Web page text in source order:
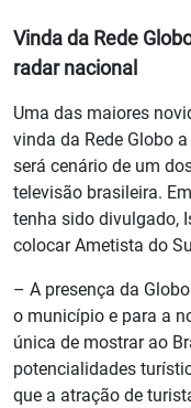
Vinda da Rede
radar nacional
Uma das maiores
vinda da Rede Globo
será cenário de um
televisão brasileira.
tenha sido divulgado,
colocar Ametista do
– A presença da
o município e para a
única de mostrar ao
potencialidades
que a atração de